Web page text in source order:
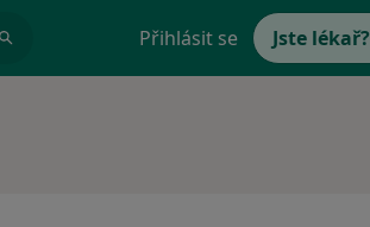
Přihlásit se Jste lékař?